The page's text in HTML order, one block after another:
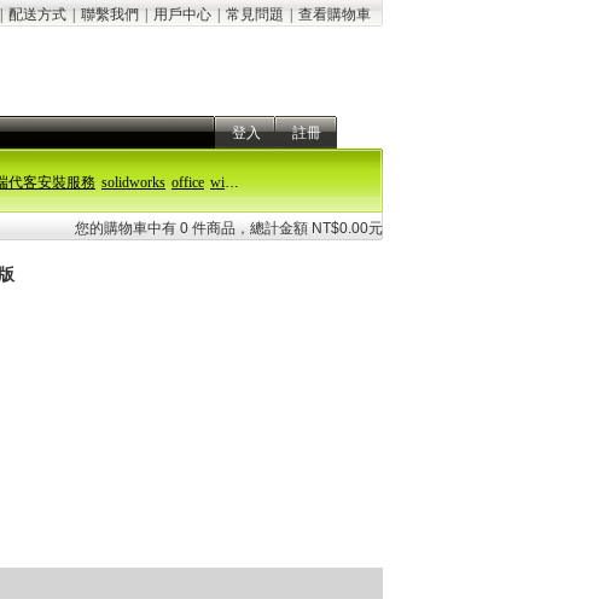
配送方式 聯繫我們 用戶中心 常見問題 查看購物車
登入 註冊
代客安裝服務 solidworks office windows 11
您的購物車中有 0 件商品，總計金額 NT$0.00元